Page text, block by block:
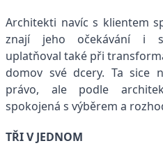
Architekti navíc s klientem
znají jeho očekávání i
uplatňoval také při
domov své dcery. Ta sice
právo, ale podle
spokojená s výběrem a
TŘI V JEDNOM